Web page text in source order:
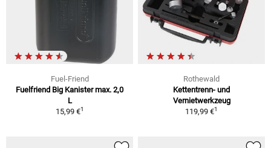
Fuel-Friend
Fuelfriend Big Kanister max. 2,0
L
15,99 €1
Rothewald
Kettentrenn- und
Vernietwerkzeug
119,99 €1